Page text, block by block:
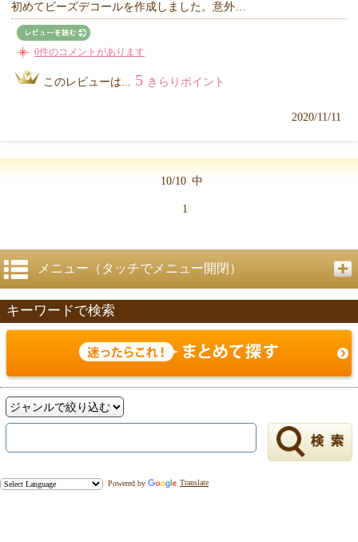
初めてビーズデコールを作成しました。意外…
0件のコメントがあります
このレビューは... 5 きらりポイント
2020/11/11
10/10 中
1
メニュー（タッチでメニュー開閉）
キーワードで検索
Powered by Translate